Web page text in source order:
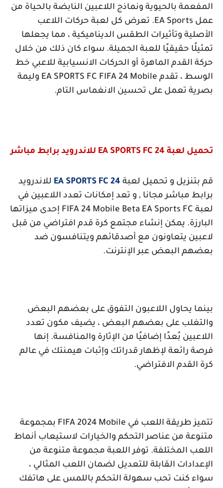
المفعمة بالحيوية ونماذج اللاعبين النابضة بالحياة من
عمل EA Sports. تعرض كل لعبة حركات اللاعب
الأصلية وتأثيرات الطقس الديناميكية ، مما يجعلها
تمثيلًا حقيقيًا للعبة الجميلة. سواء كان ذلك من خلال
حركة القدم الماهرة أو الحركات الانسيابية للاعبي خط
الوسط ، تقدم EA SPORTS FC FIFA 24 Mobile وليمة
بصرية تعمل على تحسين الانغماس التام.
تحميل لعبة EA SPORTS FC 24 للاندرويد برابط مباشر
قم بتنزيل و تحميل لعبة EA SPORTS FC 24 للاندرويد
برابط مباشر مجانا , و تعد إمكانات تعدد اللاعبين في
لعبة FIFA 24 Mobile Beta EA Sports FC إحدى ميزاتها
البارزة. يمكن إنشاء مجتمع كرة قدم افتراضي من قبل
لاعبين يتعاونون مع أصدقائهم ويتنافسون ضد
بعضهم البعض عبر الإنترنت.
بينما يحاول اللاعبون التفوق على بعضهم البعض
والتغلب على بعضهم البعض ، يضيف مكون تعدد
اللاعبين بُعدًا إضافيًا من الإثارة والمنافسة. إنها
فرصة رائعة لإظهار قدراتك وإثبات هيمنتك في عالم
كرة القدم الافتراضي.
تتميز طريقة اللعب في FIFA 2024 Mobile بمجموعة
متنوعة من عناصر التحكم والخيارات لاستيعاب أنماط
اللعب المختلفة. توفر اللعبة مجموعة متنوعة من
الإعدادات القابلة للتعديل لضمان اللعب المثالي ،
سواء كنت تحب سهولة التحكم باللمس على هاتفك